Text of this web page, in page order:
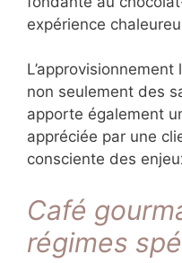
merveilleusement
cardamome
L’hiver invite aux
enveloppantes. Les
noir, aux marrons
plus corsés. Un mini
bouchée fondante
une expérience